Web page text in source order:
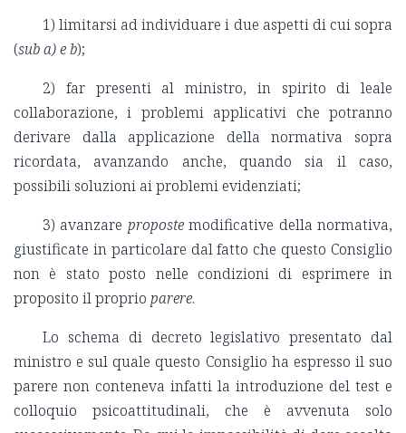
1) limitarsi ad individuare i due aspetti di cui sopra
(sub a) e b);
2) far presenti al ministro, in spirito di leale
collaborazione, i problemi applicativi che potranno
derivare dalla applicazione della normativa sopra
ricordata, avanzando anche, quando sia il caso,
possibili soluzioni ai problemi evidenziati;
3) avanzare propostemodificative della normativa,
giustificate in particolare dal fatto che questo Consiglio
non è stato posto nelle condizioni di esprimere in
proposito il proprio parere.
Lo schema di decreto legislativo presentato dal
ministro e sul quale questo Consiglio ha espresso il suo
parere non conteneva infatti la introduzione del test e
colloquio psicoattitudinali, che è avvenuta solo